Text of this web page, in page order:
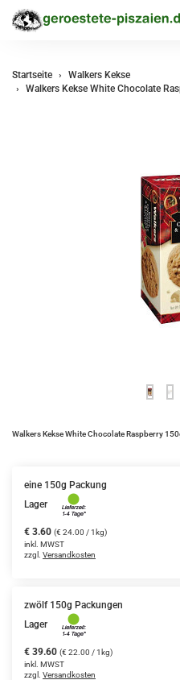
Startseite
Walkers Kekse
Walkers Kekse White Chocolate
Walkers Kekse White Chocolate Raspberry
eine 150g Packung
Lager
€ 3.60 (€ 24.00 / 1kg)
inkl. MWST
zzgl. Versandkosten
zwölf 150g Packungen
Lager
€ 39.60 (€ 22.00 / 1kg)
inkl. MWST
zzgl. Versandkosten